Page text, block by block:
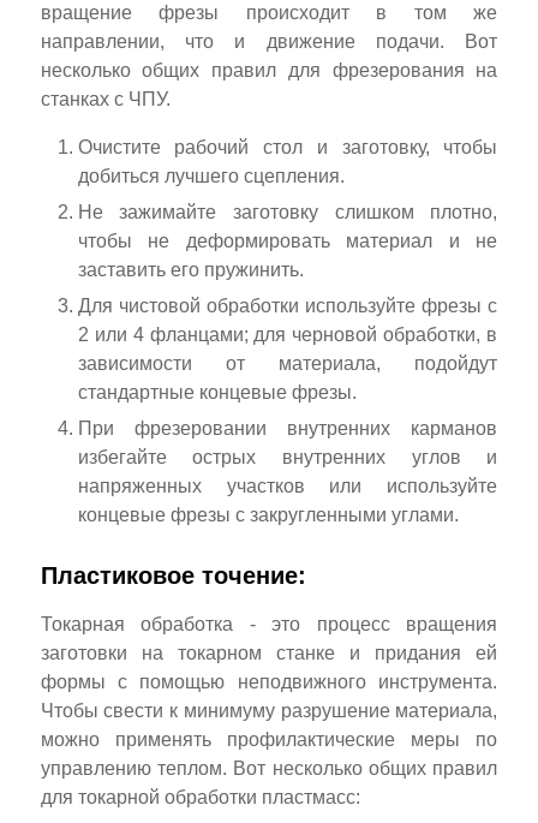
вращение фрезы происходит в том же
направлении, что и движение подачи. Вот
несколько общих правил для фрезерования на
станках с ЧПУ.
Очистите рабочий стол и заготовку, чтобы
добиться лучшего сцепления.
Не зажимайте заготовку слишком плотно,
чтобы не деформировать материал и не
заставить его пружинить.
Для чистовой обработки используйте фрезы с
2 или 4 фланцами; для черновой обработки, в
зависимости от материала, подойдут
стандартные концевые фрезы.
При фрезеровании внутренних карманов
избегайте острых внутренних углов и
напряженных участков или используйте
концевые фрезы с закругленными углами.
Пластиковое точение:
Токарная обработка - это процесс вращения
заготовки на токарном станке и придания ей
формы с помощью неподвижного инструмента.
Чтобы свести к минимуму разрушение материала,
можно применять профилактические меры по
управлению теплом. Вот несколько общих правил
для токарной обработки пластмасс: